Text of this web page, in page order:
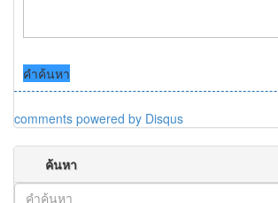
คำค้นหา
comments powered by Disqus
ค้นหา